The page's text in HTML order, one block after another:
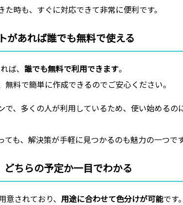
た時も、すぐに対応できて非常に便利です。
があれば誰でも無料で使える
ば、 誰でも無料で利用できます。
料で簡単に作成できるのでご安心ください。
で、多くの人が利用しているため、使い始めるの
ても、解決策が手軽に見つかるのも魅力の一つで
ちらの予定か一目でわかる
されており、 用途に合わせて色分けが可能です